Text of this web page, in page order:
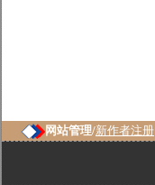
网站管理/新作者注册